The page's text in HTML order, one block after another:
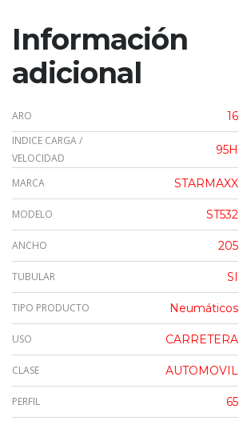
Información
adicional
ARO 16
INDICE CARGA /
VELOCIDAD
95H
MARCA STARMAXX
MODELO ST532
ANCHO 205
TUBULAR SI
TIPO PRODUCTO Neumáticos
USO CARRETERA
CLASE AUTOMOVIL
PERFIL 65